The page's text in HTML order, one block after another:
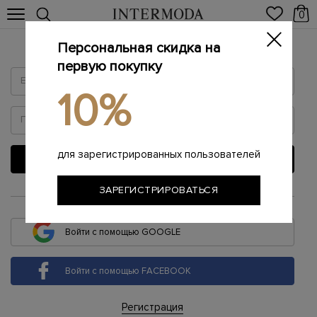
0
Войти
ВОЙТИ
или
Войти с помощью GOOGLE
Войти с помощью FACEBOOK
Регистрация
Персональная скидка на
первую покупку
10%
для зарегистрированных пользователей
ЗАРЕГИСТРИРОВАТЬСЯ